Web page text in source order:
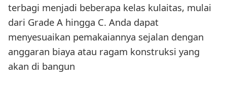
terbagi menjadi beberapa kelas kulaitas, mulai
dari Grade A hingga C. Anda dapat
menyesuaikan pemakaiannya sejalan dengan
anggaran biaya atau ragam konstruksi yang
akan di bangun